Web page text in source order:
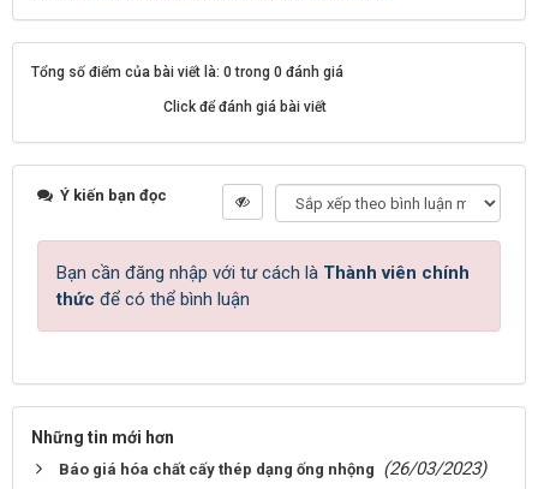
Tổng số điểm của bài viết là: 0 trong 0 đánh giá
Click để đánh giá bài viết
Ý kiến bạn đọc
Bạn cần đăng nhập với tư cách là Thành viên chính
thức để có thể bình luận
Những tin mới hơn
Báo giá hóa chất cấy thép dạng ống nhộng (26/03/2023)